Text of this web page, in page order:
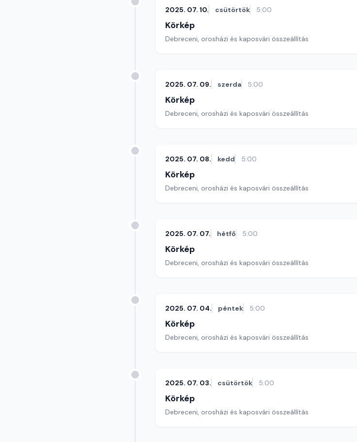
2025. 07. 10. csütörtök 5:00
Körkép
Debreceni, orosházi és kaposvári összeállítás
2025. 07. 09. szerda 5:00
Körkép
Debreceni, orosházi és kaposvári összeállítás
2025. 07. 08. kedd 5:00
Körkép
Debreceni, orosházi és kaposvári összeállítás
2025. 07. 07. hétfő 5:00
Körkép
Debreceni, orosházi és kaposvári összeállítás
2025. 07. 04. péntek 5:00
Körkép
Debreceni, orosházi és kaposvári összeállítás
2025. 07. 03. csütörtök 5:00
Körkép
Debreceni, orosházi és kaposvári összeállítás